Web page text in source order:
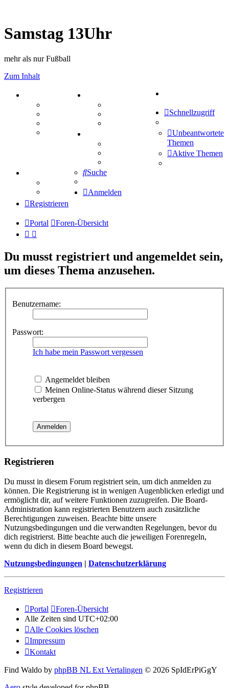
Samstag 13Uhr
mehr als nur Fußball
Zum Inhalt
Mastodon
Treffenübersicht
Zitatesammlung
Schiffe versenken
Tipprunde
Comunio
Schnellzugriff
Unbeantwortete
Themen
Aktive Themen
Suche
Anmelden
Registrieren
Portal Foren-Übersicht
Du musst registriert und angemeldet sein,
um dieses Thema anzusehen.
Benutzername:
Passwort:
Ich habe mein Passwort vergessen
Angemeldet bleiben
Meinen Online-Status während dieser Sitzung
verbergen
Registrieren
Du musst in diesem Forum registriert sein, um dich anmelden zu
können. Die Registrierung ist in wenigen Augenblicken erledigt und
ermöglicht dir, auf weitere Funktionen zuzugreifen. Die Board-
Administration kann registrierten Benutzern auch zusätzliche
Berechtigungen zuweisen. Beachte bitte unsere
Nutzungsbedingungen und die verwandten Regelungen, bevor du
dich registrierst. Bitte beachte auch die jeweiligen Forenregeln,
wenn du dich in diesem Board bewegst.
Nutzungsbedingungen | Datenschutzerklärung
Registrieren
Portal
Foren-Übersicht
Alle Zeiten sind UTC+02:00
Alle Cookies löschen
Impressum
Kontakt
Find Waldo by phpBB NL Ext Vertalingen © 2026 SpIdErPiGgY